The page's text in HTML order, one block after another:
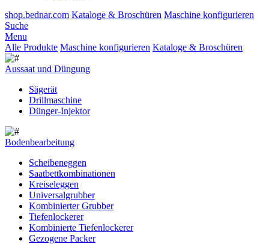
shop.bednar.com Kataloge & Broschüren Maschine konfigurieren
Suche
Menu
Alle Produkte Maschine konfigurieren Kataloge & Broschüren
Aussaat und Düngung
Sägerät
Drillmaschine
Dünger-Injektor
Bodenbearbeitung
Scheibeneggen
Saatbettkombinationen
Kreiseleggen
Universalgrubber
Kombinierter Grubber
Tiefenlockerer
Kombinierte Tiefenlockerer
Gezogene Packer